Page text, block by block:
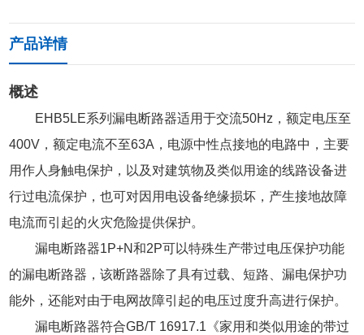
产品详情
概述
EHB5LE系列漏电断路器适用于交流50Hz，额定电压至
400V，额定电流不至63A，电源中性点接地的电路中，主要
用作人身触电保护，以及对建筑物及类似用途的线路设备进
行过电流保护，也可对因用电设备绝缘损坏，产生接地故障
电流而引起的火灾危险提供保护。
漏电断路器1P+N和2P可以特殊生产带过电压保护功能
的漏电断路器，该断路器除了具有过载、短路、漏电保护功
能外，还能对由于电网故障引起的电压过度升高进行保护。
漏电断路器符合GB/T 16917.1《家用和类似用途的带过